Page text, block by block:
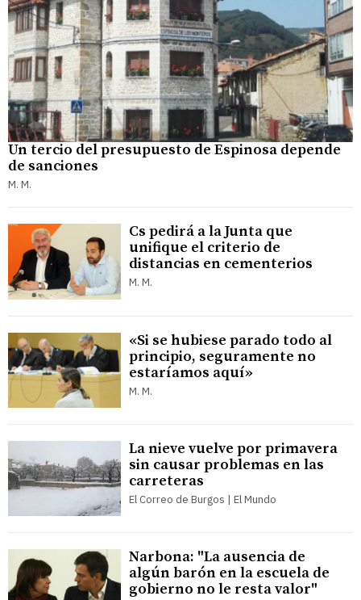
Un tercio del presupuesto de Espinosa depende
de sanciones
M. M.
Cs pedirá a la Junta que
unifique el criterio de
distancias en cementerios
M. M.
«Si se hubiese parado todo al
principio, seguramente no
estaríamos aquí»
M. M.
La nieve vuelve por primavera
sin causar problemas en las
carreteras
El Correo de Burgos | El Mundo
Narbona: "La ausencia de
algún barón en la escuela de
gobierno no le resta valor"